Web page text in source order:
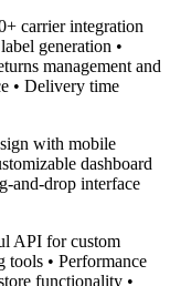
carrier integration
generation •
management and
• Delivery time
with mobile
dashboard
and-drop interface
API for custom
tools • Performance
functionality •